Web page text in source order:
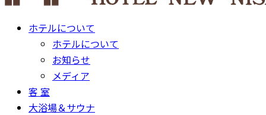
ホテルについて
ホテルについて
お知らせ
メディア
客 室
大浴場＆サウナ